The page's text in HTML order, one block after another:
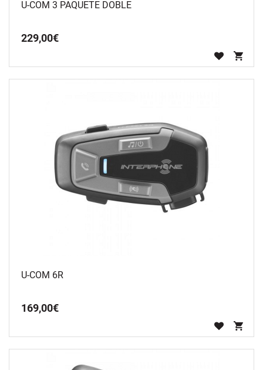
U-COM 3 PAQUETE DOBLE
229,00€
U-COM 6R
169,00€